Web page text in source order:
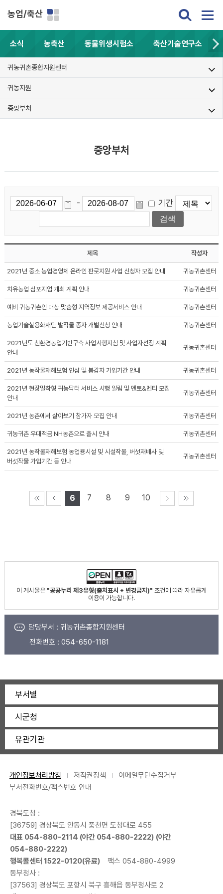
농업/축산
소식 농축산 동물위생시험소 축산기술연구소
귀농귀촌종합지원센터
귀농지원
중앙부처
중앙부처
- 기간
제목 작성자
2021년 중소 농업경영체 온라인 판로지원 사업 신청자 모집 안내 귀농귀촌센터
치유농업 심포지엄 개최 계획 안내 귀농귀촌센터
예비 귀농귀촌인 대상 맞춤형 지역정보 제공서비스 안내 귀농귀촌센터
농업기술실용화재단 밭작물 종자 개별신청 안내 귀농귀촌센터
2021년도 친환경농업기반구축 사업시행지침 및 사업자선정 계획
안내
귀농귀촌센터
2021년 농작물재해보험 인삼 및 봄감자 가입기간 안내 귀농귀촌센터
2021년 현장밀착형 귀농닥터 서비스 시행 알림 및 멘토&멘티 모집
안내
귀농귀촌센터
2021년 농촌에서 살아보기 참가자 모집 안내 귀농귀촌센터
귀농귀촌 우대적금 NH농촌으로 출시 안내 귀농귀촌센터
2021년 농작물재해보험 농업용시설 및 시설작물, 버섯재배사 및
버섯작물 가입기간 등 안내
귀농귀촌센터
6 7 8 9 10
이 게시물은 "공공누리 제3유형(출처표시 + 변경금지)" 조건에 따라 자유롭게
이용이 가능합니다.
담당부서 : 귀농귀촌종합지원센터
전화번호 : 054-650-1181
부서별
시군청
유관기관
개인정보처리방침 저작권정책
이메일무단수집거부
부서전화번호/팩스번호 안내
경북도청 :
[36759] 경상북도 안동시 풍천면 도청대로 455
대표 054-880-2114 (야간 054-880-2222) (야간
054-880-2222)
행복콜센터 1522-0120(유료)
팩스 054-880-4999
동부청사 :
[37563] 경상북도 포항시 북구 흥해읍 동부청사로 2